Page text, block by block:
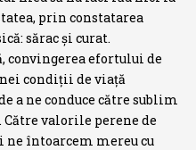
prin constatarea
sărac şi curat.
convingerea efortului de
condiţii de viaţă
a ne conduce către sublim
Către valorile perene de
în­toarcem mereu cu